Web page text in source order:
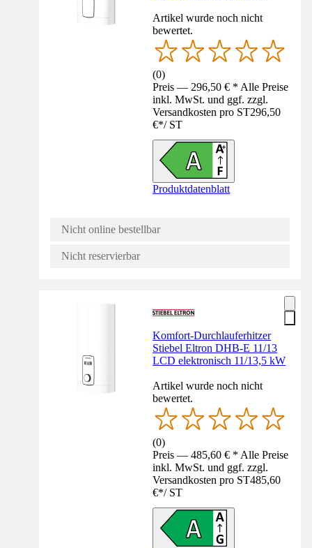
Artikel wurde noch nicht
bewertet.
(0)
Preis — 296,50 € * Alle Preise
inkl. MwSt. und ggf. zzgl.
Versandkosten pro ST296,50
€*/ ST
Produktdatenblatt
Nicht online bestellbar
Nicht reservierbar
Komfort-Durchlauferhitzer
Stiebel Eltron DHB-E 11/13
LCD elektronisch 11/13,5 kW
Artikel wurde noch nicht
bewertet.
(0)
Preis — 485,60 € * Alle Preise
inkl. MwSt. und ggf. zzgl.
Versandkosten pro ST485,60
€*/ ST